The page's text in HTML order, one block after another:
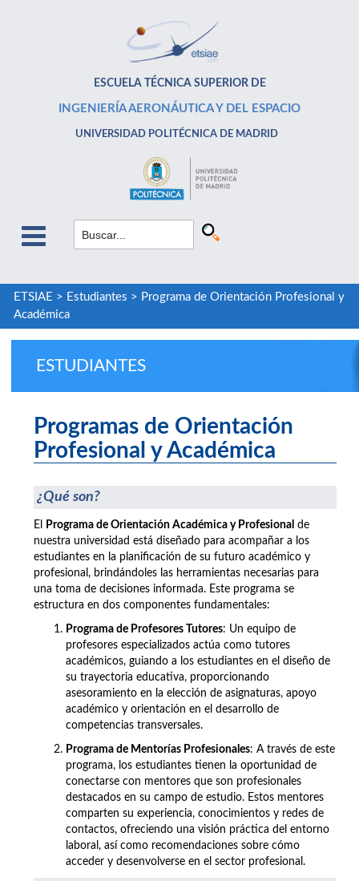
ESCUELA TÉCNICA SUPERIOR DE
INGENIERÍA AERONÁUTICA Y DEL ESPACIO
UNIVERSIDAD POLITÉCNICA DE MADRID
ETSIAE > Estudiantes > Programa de Orientación Profesional y
Académica
ESTUDIANTES
Programas de Orientación
Profesional y Académica
¿Qué son?
El Programa de Orientación Académica y Profesional de
nuestra universidad está diseñado para acompañar a los
estudiantes en la planificación de su futuro académico y
profesional, brindándoles las herramientas necesarias para
una toma de decisiones informada. Este programa se
estructura en dos componentes fundamentales:
Programa de Profesores Tutores: Un equipo de
profesores especializados actúa como tutores
académicos, guiando a los estudiantes en el diseño de
su trayectoria educativa, proporcionando
asesoramiento en la elección de asignaturas, apoyo
académico y orientación en el desarrollo de
competencias transversales.
Programa de Mentorías Profesionales: A través de este
programa, los estudiantes tienen la oportunidad de
conectarse con mentores que son profesionales
destacados en su campo de estudio. Estos mentores
comparten su experiencia, conocimientos y redes de
contactos, ofreciendo una visión práctica del entorno
laboral, así como recomendaciones sobre cómo
acceder y desenvolverse en el sector profesional.